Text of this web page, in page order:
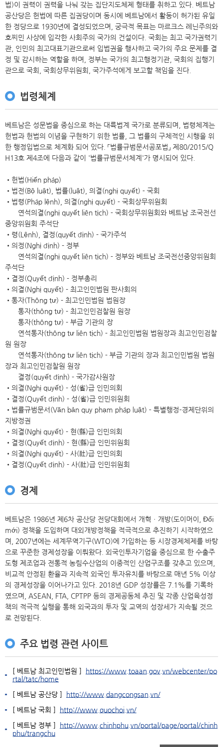
법)이 권력이 권력을 나눠 갖는 집단지도체제 형태를 취하고 있다. 베트남
공산당은 헌법에 따른 집권당이며 동시에 베트남에서 활동이 허가된 유일
한 정당으로 1930년에 결성되었으며, 궁극적 목표는 마르크스 레닌주의와
호찌민 사상에 입각한 사회주의 국가의 건설이다. 국회는 최고 국가권력기
관, 인민의 최고대표기관으로써 입법권을 행사하고 국가의 주요 문제를 결
정 및 감시하는 역할을 하며, 정부는 국가의 최고행정기관, 국회의 집행기
관으로 국회, 국회상무위원회, 국가주석에게 보고할 책임을 진다.
법령체계
베트남은 성문법을 중심으로 하는 대륙법계 국가로 분류되며, 법령체계는
헌법과 헌법의 이념을 구현하기 위한 법률, 그 법률의 구체적인 시행을 위
한 행정입법으로 체계화 되어 있다. 「법률규범문서공포법」 제80/2015/Q
H13호 제4조에 다음과 같이 '법률규범문서체계'가 명시되어 있다.
•헌법(Hiến pháp)
•법전(Bộ luật), 법률(luật), 의결(nghị quyết) - 국회
•법령(Pháp lệnh), 의결(nghị quyết) - 국회상무위원회
ﾠﾠ연석의결(nghị quyết liên tịch) - 국회상무위원회와 베트남 조국전선
중앙위원회 주석단
•령(Lệnh), 결정(quyết định) - 국가주석
•의정(Nghị định) - 정부
ﾠﾠ연석의결(nghị quyết liên tịch) - 정부와 베트남 조국전선중앙위원회
주석단
•결정(Quyết định) - 정부총리
•의결(Nghị quyết) - 최고인민법원 판사회의
•통자(Thông tư) - 최고인민법원 법원장
ﾠﾠ통자(thông tư) - 최고인민검찰원 원장
ﾠﾠ통자(thông tư) - 부급 기관의 장
ﾠﾠ연석통자(thông tư liên tịch) - 최고인민법원 법원장과 최고인민검찰
원 원장
ﾠﾠ연석통자(thông tư liên tịch) - 부급 기관의 장과 최고인민법원 법원
장과 최고인민검찰원 원장
ﾠﾠ결정(quyết định) - 국가감사원장
•의결(Nghị quyết) - 성(省)급 인민의회
•결정(Quyết định) - 성(省)급 인민위원회
•법률규범문서(Văn bản quy phạm pháp luật) - 특별행정-경제단위의
지방정권
•의결(Nghị quyết) - 현(縣)급 인민의회
•결정(Quyết định) - 현(縣)급 인민위원회
•의결(Nghị quyết) - 사(社)급 인민의회
•결정(Quyết định) - 사(社)급 인민위원회
경제
베트남은 1986년 제6차 공산당 전당대회에서 개혁ㆍ개방(도이머이, Đổi
mới) 정책을 도입하며 대외개방정책을 적극적으로 추진하기 시작하였으
며, 2007년에는 세계무역기구(WTO)에 가입하는 등 시장경제체제를 바탕
으로 꾸준한 경제성장을 이뤄왔다. 외국인투자기업을 중심으로 한 수출주
도형 제조업과 전통적 농림수산업의 이중적인 산업구조를 갖추고 있으며,
비교적 안정된 환율과 지속적 외국인 투자유치를 바탕으로 매년 5% 이상
의 경제성장을 이어나가고 있다. 2018년 GDP 성장률은 7.1%를 기록하
였으며, ASEAN, FTA, CPTPP 등의 경제공동체 추진 및 각종 산업육성정
책의 적극적 실행을 통해 외국과의 투자 및 교역의 성장세가 지속될 것으
로 전망된다.
주요 법령 관련 사이트
[ 베트남 최고인민법원 ]
https://www.toaan.gov.vn/webcenter/po
rtal/tatc/home
[ 베트남 공산당 ]
http://www.dangcongsan.vn/
[ 베트남 국회 ]
http://www.quochoi.vn/
[ 베트남 정부 ]
http://www.chinhphu.vn/portal/page/portal/chinh
phu/trangchu